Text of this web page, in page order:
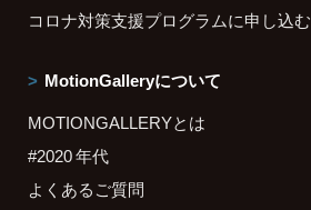
コロナ対策支援プログラムに申し込む
MotionGalleryについて
MOTIONGALLERYとは
#2020 年代
よくあるご質問